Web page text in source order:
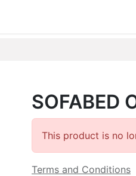
SOFABED
This product is no
Terms and Conditions